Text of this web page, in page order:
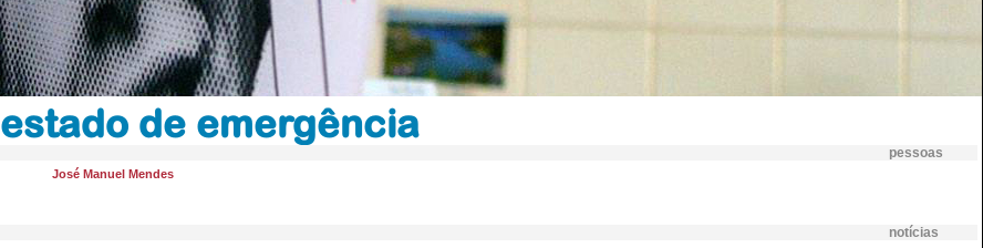
estado de emergência
pessoas
José Manuel Mendes
notícias